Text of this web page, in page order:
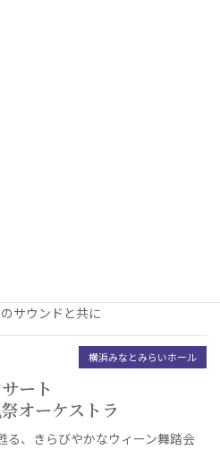
サウンドと共に
横浜みなとみらいホール
ート
オーケストラ
る、きらびやかなウィーン舞踏会